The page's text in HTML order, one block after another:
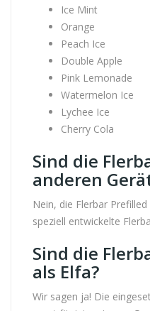
Ice Mint
Orange
Peach Ice
Double Apple
Pink Lemonade
Watermelon Ice
Lychee Ice
Cherry Cola
Sind die
anderen
Nein, die Flerbar
speziell entwickelte
Sind die
als Elfa?
Wir sagen ja! Die